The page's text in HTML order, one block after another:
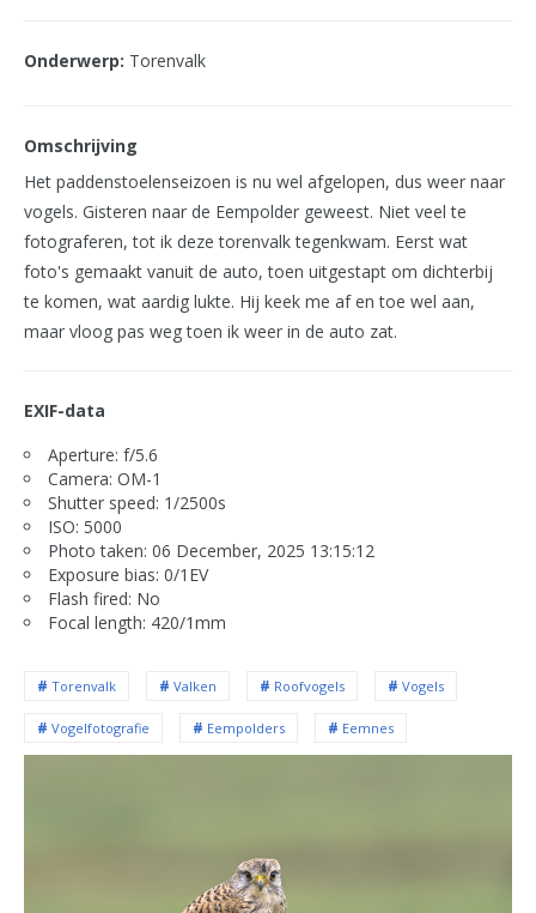
Onderwerp: Torenvalk
Omschrijving
Het paddenstoelenseizoen is nu wel afgelopen, dus weer naar
vogels. Gisteren naar de Eempolder geweest. Niet veel te
fotograferen, tot ik deze torenvalk tegenkwam. Eerst wat
foto's gemaakt vanuit de auto, toen uitgestapt om dichterbij
te komen, wat aardig lukte. Hij keek me af en toe wel aan,
maar vloog pas weg toen ik weer in de auto zat.
EXIF-data
Aperture: f/5.6
Camera: OM-1
Shutter speed: 1/2500s
ISO: 5000
Photo taken: 06 December, 2025 13:15:12
Exposure bias: 0/1EV
Flash fired: No
Focal length: 420/1mm
Torenvalk Valken Roofvogels Vogels
Vogelfotografie Eempolders Eemnes